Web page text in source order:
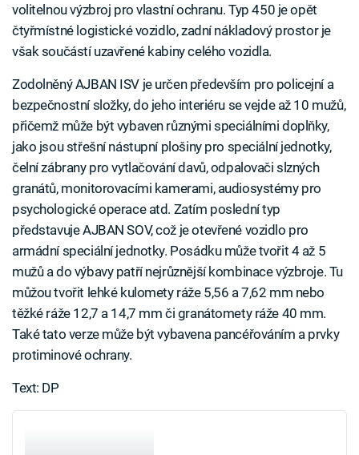
volitelnou výzbroj pro vlastní ochranu. Typ 450 je opět
čtyřmístné logistické vozidlo, zadní nákladový prostor je
však součástí uzavřené kabiny celého vozidla.
Zodolněný AJBAN ISV je určen především pro policejní a
bezpečnostní složky, do jeho interiéru se vejde až 10 mužů,
přičemž může být vybaven různými speciálními doplňky,
jako jsou střešní nástupní plošiny pro speciální jednotky,
čelní zábrany pro vytlačování davů, odpalovači slzných
granátů, monitorovacími kamerami, audiosystémy pro
psychologické operace atd. Zatím poslední typ
představuje AJBAN SOV, což je otevřené vozidlo pro
armádní speciální jednotky. Posádku může tvořit 4 až 5
mužů a do výbavy patří nejrůznější kombinace výzbroje. Tu
můžou tvořit lehké kulomety ráže 5,56 a 7,62 mm nebo
těžké ráže 12,7 a 14,7 mm či granátomety ráže 40 mm.
Také tato verze může být vybavena pancéřováním a prvky
protiminové ochrany.
Text: DP